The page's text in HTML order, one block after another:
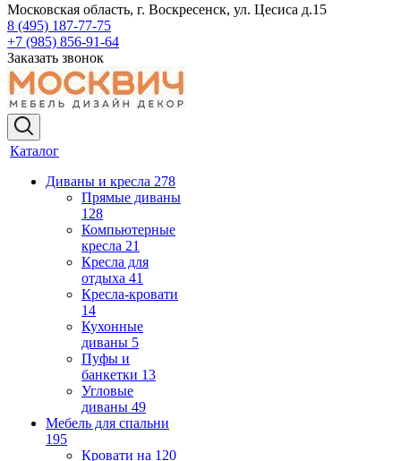
Московская область, г. Воскресенск, ул. Цесиса д.15
8 (495) 187-77-75
+7 (985) 856-91-64
Заказать звонок
Каталог
Диваны и кресла 278
Прямые диваны
128
Компьютерные
кресла 21
Кресла для
отдыха 41
Кресла-кровати
14
Кухонные
диваны 5
Пуфы и
банкетки 13
Угловые
диваны 49
Мебель для спальни
195
Кровати на 120